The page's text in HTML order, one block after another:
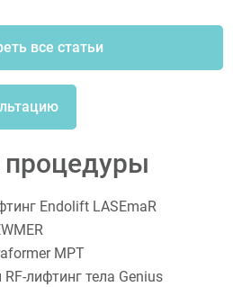
все статьи
Endolift LASEmaR
MPT
лифтинг тела Genius